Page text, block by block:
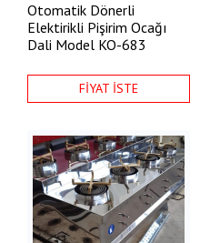
Otomatik Dönerli
Elektirikli Pişirim Ocağı
Dali Model KO-683
FİYAT İSTE